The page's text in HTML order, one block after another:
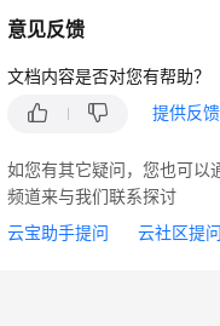
意见反馈
文档内容是否对您有帮助？
提供反馈
如您有其它疑问，您也可以
频道来与我们联系探讨
云宝助手提问
云社区提问